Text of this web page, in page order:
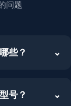
问题
些？ ⌄
号？ ⌄